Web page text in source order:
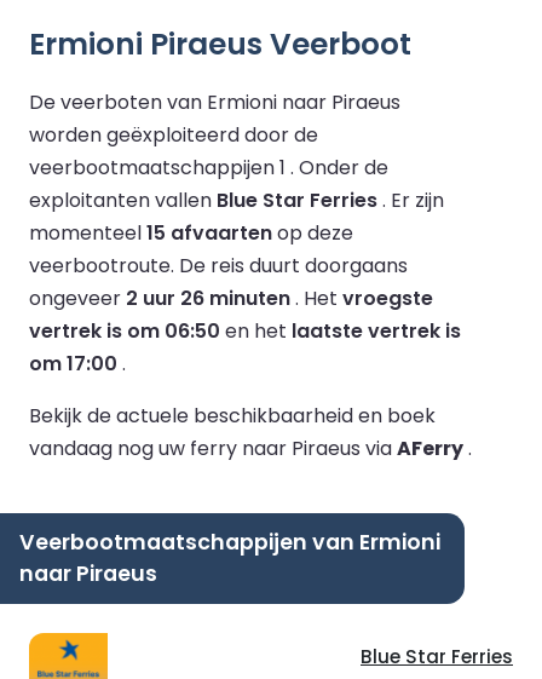
Ermioni Piraeus Veerboot
De veerboten van Ermioni naar Piraeus
worden geëxploiteerd door de
veerbootmaatschappijen 1 . Onder de
exploitanten vallen Blue Star Ferries. Er zijn
momenteel15 afvaartenop deze
veerbootroute. De reis duurt doorgaans
ongeveer 2 uur 26 minuten. Het vroegste
vertrek is om 06:50 en het laatste vertrek is
om 17:00 .
Bekijk de actuele beschikbaarheid en boek
vandaag nog uw ferry naar Piraeus viaAFerry.
Veerbootmaatschappijen van Ermioni
naar Piraeus
Blue Star Ferries